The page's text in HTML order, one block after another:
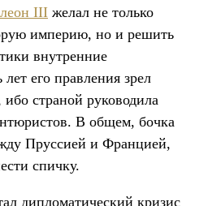
III желал не только
империю, но и решить
внутренние
его правления зрел
страной руководила
В общем, бочка
Пруссией и Францией,
спичку.
дипломатический кризис